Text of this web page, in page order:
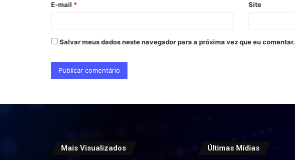
*
E-mail * Site
Salvar meus dados neste navegador para a próxima vez que eu comentar.
Mais Visualizados Últimas Mídias